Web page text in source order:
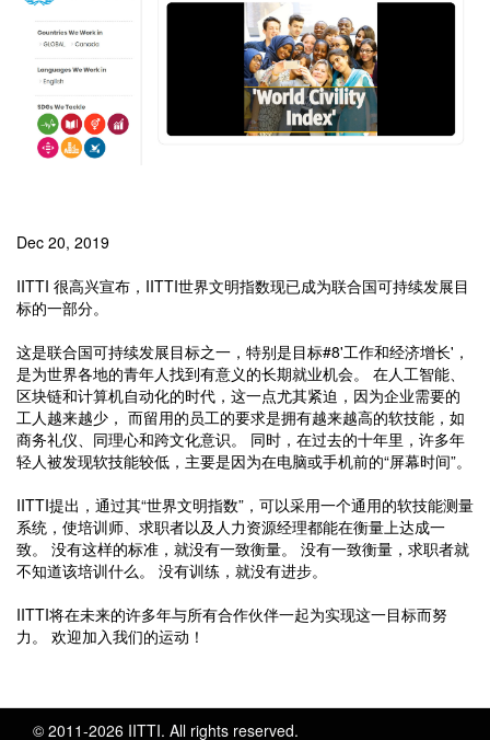
Dec 20, 2019
IITTI 很高兴宣布，IITTI世界文明指数现已成为联合国可持续发展目
标的一部分。
这是联合国可持续发展目标之一，特别是目标#8'工作和经济增长'，
是为世界各地的青年人找到有意义的长期就业机会。 在人工智能、
区块链和计算机自动化的时代，这一点尤其紧迫，因为企业需要的
工人越来越少， 而留用的员工的要求是拥有越来越高的软技能，如
商务礼仪、同理心和跨文化意识。 同时，在过去的十年里，许多年
轻人被发现软技能较低，主要是因为在电脑或手机前的“屏幕时间”。
IITTI提出，通过其“世界文明指数”，可以采用一个通用的软技能测量
系统，使培训师、求职者以及人力资源经理都能在衡量上达成一
致。 没有这样的标准，就没有一致衡量。 没有一致衡量，求职者就
不知道该培训什么。 没有训练，就没有进步。
IITTI将在未来的许多年与所有合作伙伴一起为实现这一目标而努
力。 欢迎加入我们的运动！
© 2011-2026 IITTI. All rights reserved.